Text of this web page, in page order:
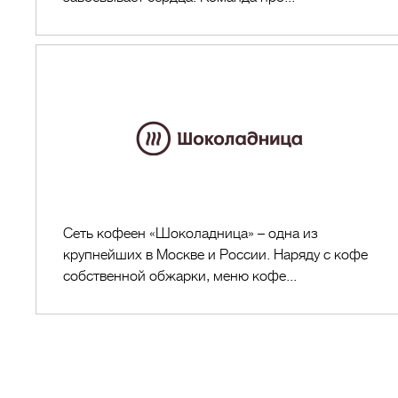
Сеть кофеен «Шоколадница» – одна из
крупнейших в Москве и России. Наряду с кофе
собственной обжарки, меню кофе...